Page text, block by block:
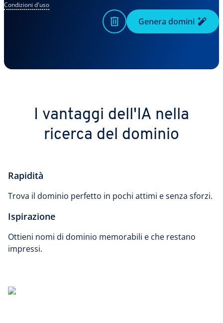
Condizioni d'uso
Genera domini
I vantaggi dell'IA nella
ricerca del dominio
Rapidità
Trova il dominio perfetto in pochi attimi e senza sforzi.
Ispirazione
Ottieni nomi di dominio memorabili e che restano
impressi.